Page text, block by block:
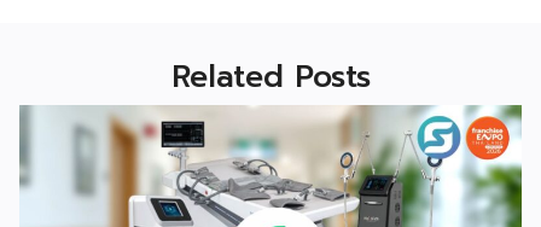
Related Posts